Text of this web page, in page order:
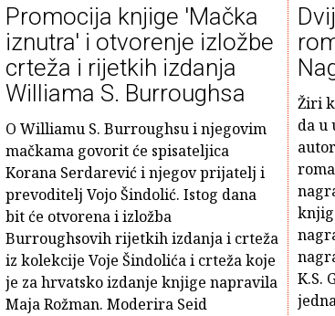
Promocija knjige 'Mačka
iznutra' i otvorenje izložbe
crteža i rijetkih izdanja
Williama S. Burroughsa
O Williamu S. Burroughsu i njegovim
mačkama govorit će spisateljica
Korana Serdarević i njegov prijatelj i
prevoditelj Vojo Šindolić. Istog dana
bit će otvorena i izložba
Burroughsovih rijetkih izdanja i crteža
iz kolekcije Voje Šindolića i crteža koje
je za hrvatsko izdanje knjige napravila
Maja Rožman. Moderira Seid
Žiri
da u
K.S.